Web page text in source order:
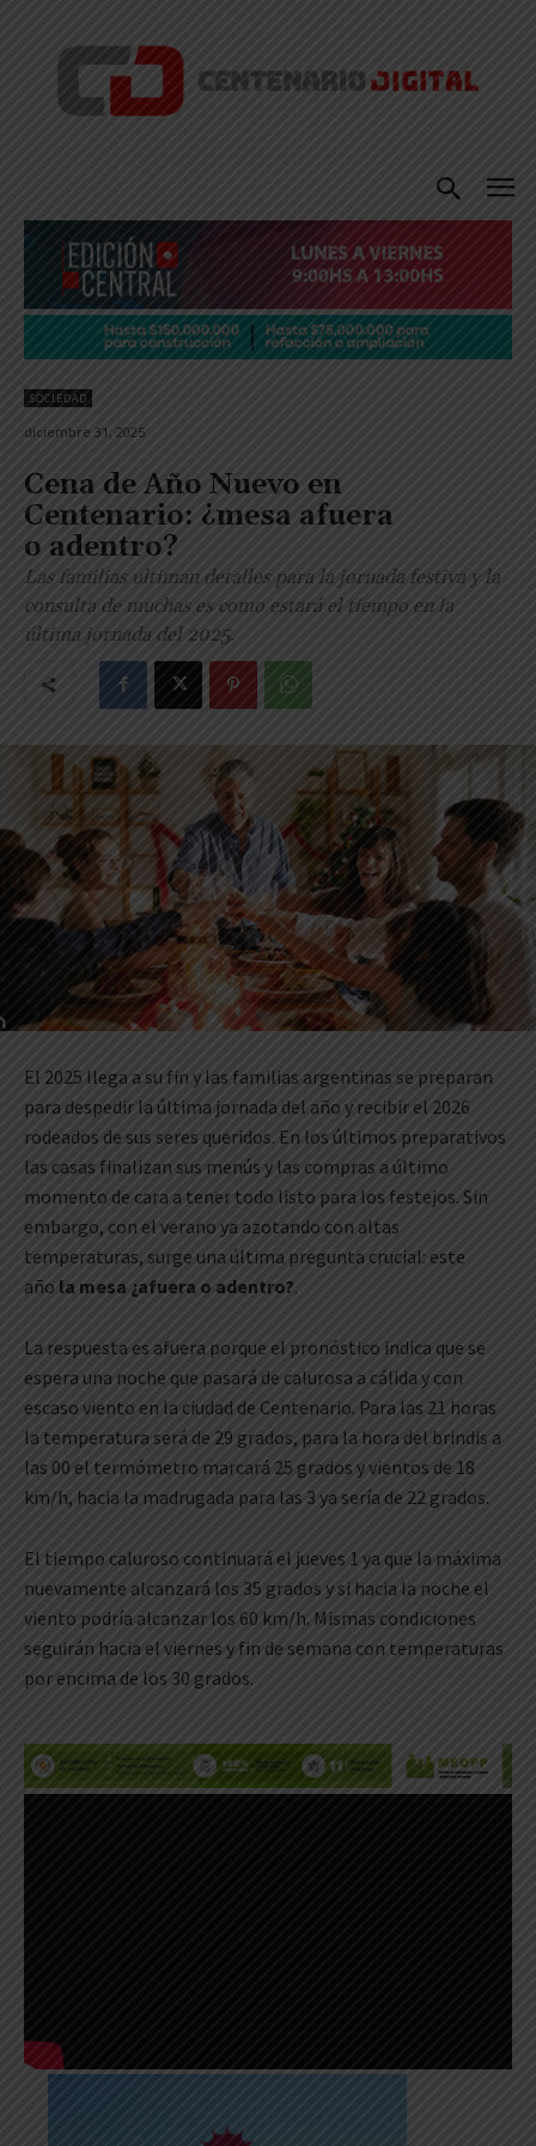
SOCIEDAD
diciembre 31, 2025
Cena de Año Nuevo en
Centenario: ¿mesa afuera
o adentro?
Las familias ultiman detalles para la jornada festiva y la
consulta de muchas es como estará el tiempo en la
última jornada del 2025.
El 2025 llega a su fin y las familias argentinas se preparan
para despedir la última jornada del año y recibir el 2026
rodeados de sus seres queridos. En los últimos preparativos
las casas finalizan sus menús y las compras a último
momento de cara a tener todo listo para los festejos. Sin
embargo, con el verano ya azotando con altas
temperaturas, surge una última pregunta crucial: este
año la mesa ¿afuera o adentro?.
La respuesta es afuera porque el pronóstico indica que se
espera una noche que pasará de calurosa a cálida y con
escaso viento en la ciudad de Centenario. Para las 21 horas
la temperatura será de 29 grados, para la hora del brindis a
las 00 el termómetro marcará 25 grados y vientos de 18
km/h, hacia la madrugada para las 3 ya sería de 22 grados.
El tiempo caluroso continuará el jueves 1 ya que la máxima
nuevamente alcanzará los 35 grados y si hacia la noche el
viento podría alcanzar los 60 km/h. Mismas condiciones
seguirán hacia el viernes y fin de semana con temperaturas
por encima de los 30 grados.